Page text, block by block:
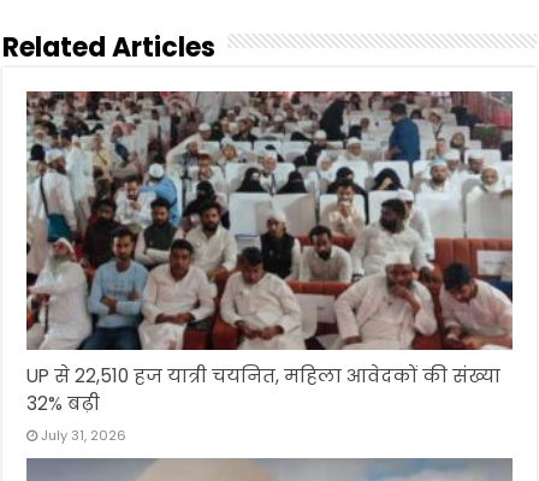
Related Articles
UP से 22,510 हज यात्री चयनित, महिला आवेदकों की संख्या
32% बढ़ी
July 31, 2026